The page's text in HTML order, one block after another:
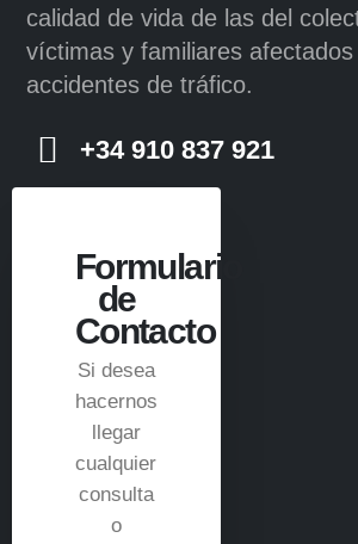
calidad de vida de las del
víctimas y familiares
accidentes de tráfico.
+34 910 837 921
Formulario
de
Contacto
Si desea
hacernos
llegar
cualquier
consulta
o